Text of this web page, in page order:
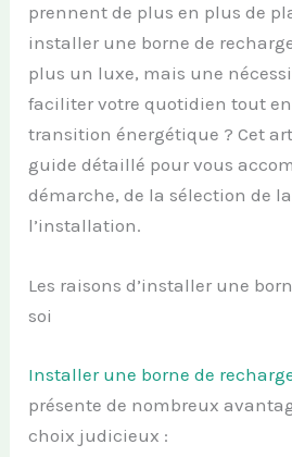
prennent de plus en plus de
installer une borne de
plus un luxe, mais une
faciliter votre quotidien tout
transition énergétique ? Cet
guide détaillé pour vous
démarche, de la sélection de
l’installation.
Les raisons d’installer une
soi
Installer une borne de
présente de nombreux
choix judicieux :